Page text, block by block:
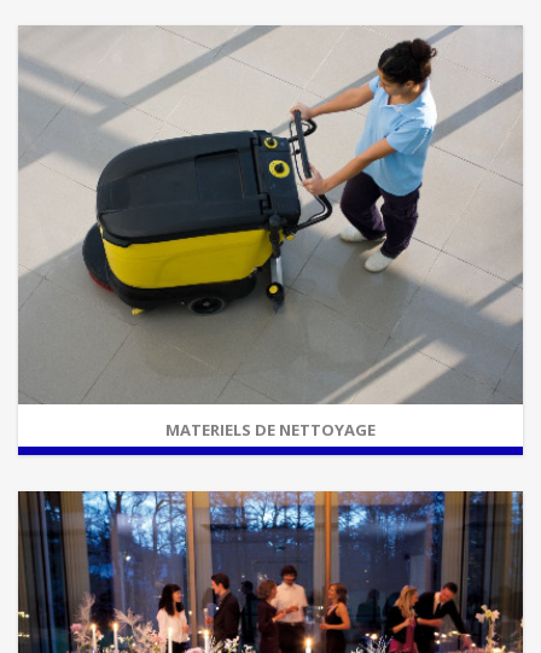
MATERIELS DE NETTOYAGE